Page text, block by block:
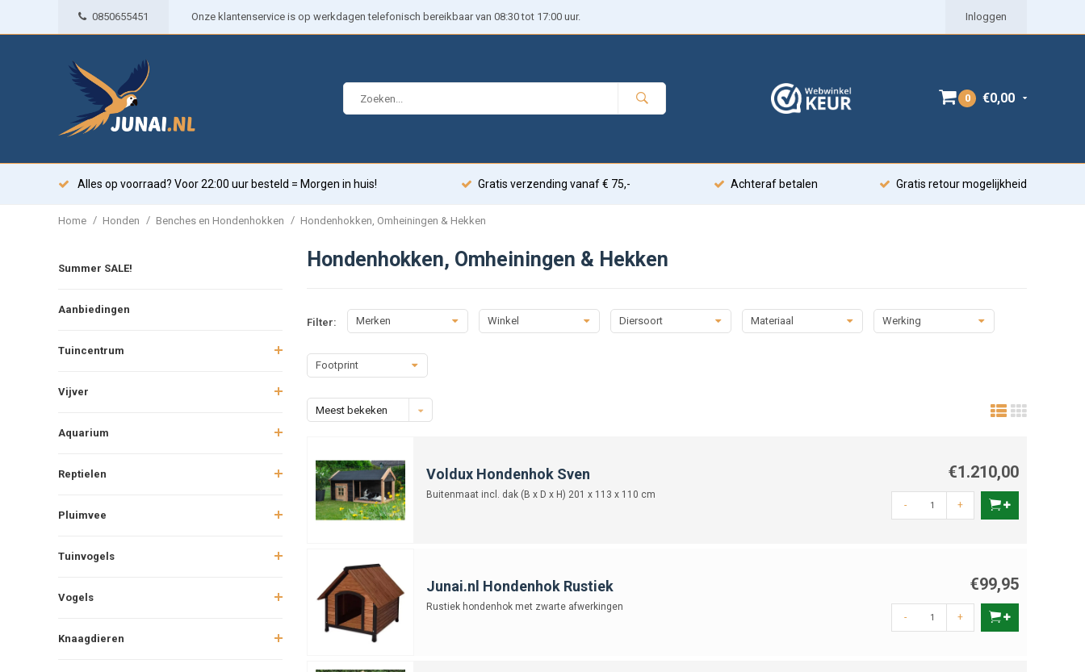
0850655451 Onze klantenservice is op werkdagen telefonisch bereikbaar van 08:30 tot 17:00 uur. Inloggen
0 €0,00
Alles op voorraad? Voor 22:00 uur besteld = Morgen in huis! Gratis verzending vanaf € 75,- Achteraf betalen Gratis retour mogelijkheid
Home / Honden / Benches en Hondenhokken / Hondenhokken, Omheiningen & Hekken
Summer SALE!
Aanbiedingen
Tuincentrum
Vijver
Aquarium
Reptielen
Pluimvee
Tuinvogels
Vogels
Knaagdieren
Hondenhokken, Omheiningen & Hekken
Filter: Merken Winkel Diersoort Materiaal Werking
Footprint
Meest bekeken
Voldux Hondenhok Sven
Buitenmaat incl. dak (B x D x H) 201 x 113 x 110 cm
€1.210,00
- +
Junai.nl Hondenhok Rustiek
Rustiek hondenhok met zwarte afwerkingen
€99,95
- +